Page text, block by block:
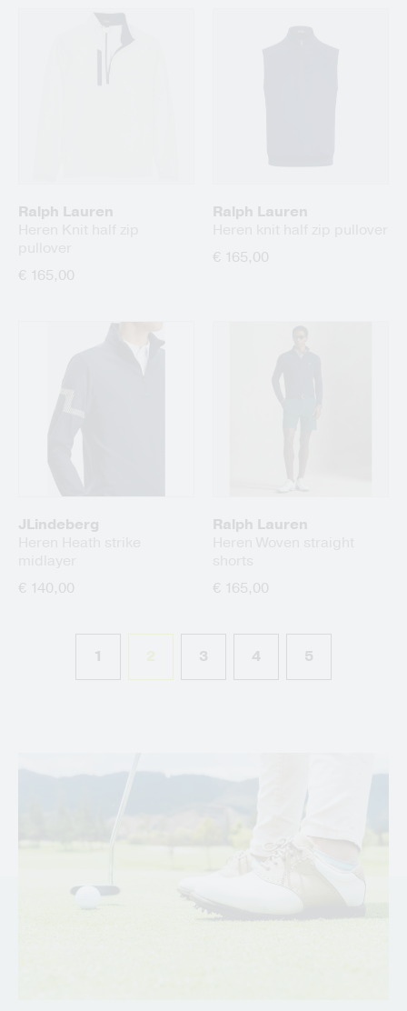
Ralph Lauren
€ 165,00
Ralph Lauren
€ 165,00
JLindeberg
€ 140,00
Ralph Lauren
€ 165,00
1 2 3 4 5